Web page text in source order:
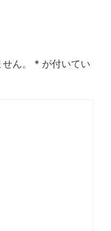
ん。 * が付いてい